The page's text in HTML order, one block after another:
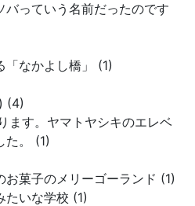
バっていう名前だったのです
「なかよし橋」 (1)
(4)
ます。ヤマトヤシキのエレベ
た。 (1)
菓子のメリーゴーランド (1)
たいな学校 (1)